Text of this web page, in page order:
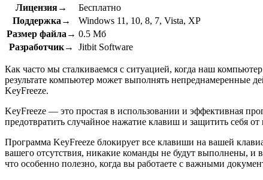
Лицензия→
Бесплатно
Поддержка→
Windows 11, 10, 8, 7, Vista, XP
Размер файла→ 0.5 Мб
Разработчик→
Jitbit Software
Как часто мы сталкиваемся с ситуацией, когда наш
результате компьютер может выполнять непреднамеренные
KeyFreeze.
KeyFreeze — это простая в использовании и эффективная
предотвратить случайное нажатие клавиш и защитить себя
Программа KeyFreeze блокирует все клавиши на вашей
вашего отсутствия, никакие команды не будут выполнены, и
что особенно полезно, когда вы работаете с важными